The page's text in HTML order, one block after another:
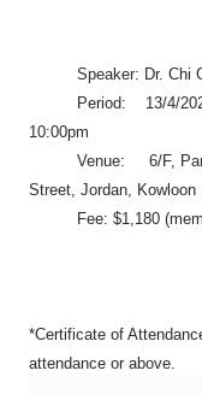
Speaker: Dr. Chi
Period: 13/4/2026 -
10:00pm
Venue: 6/F, Parkes
Street, Jordan, Kowloon
Fee: $1,180
*Certificate of
attendance or above.